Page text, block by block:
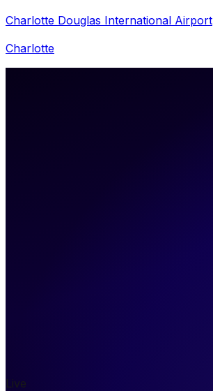
Charlotte Douglas International Airport
Charlotte
Live